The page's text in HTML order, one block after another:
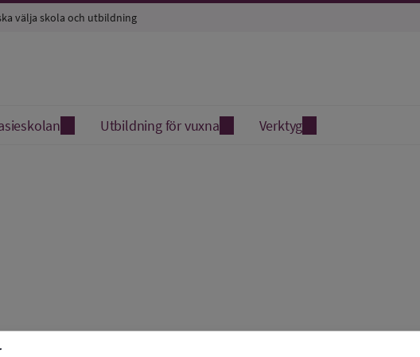
välja skola och utbildning
Utbildning för vuxna Verktyg